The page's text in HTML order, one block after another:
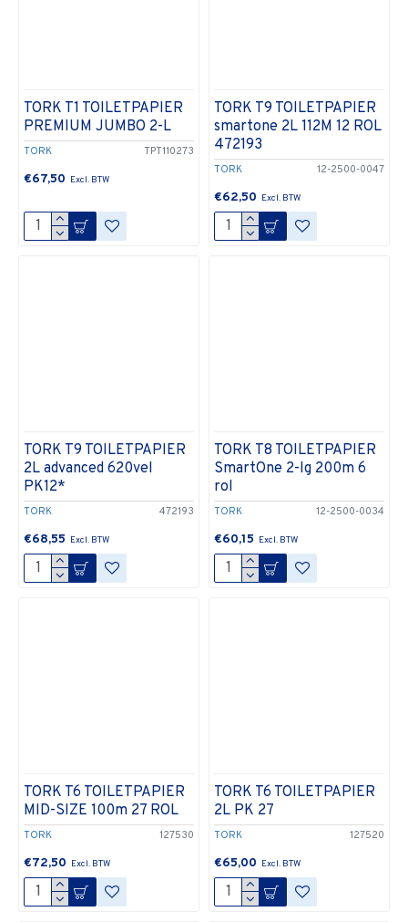
TORK TPT110273
TORK T1 TOILETPAPIER
PREMIUM JUMBO 2-L
€67,50
TORK 12-2500-0047
TORK T9 TOILETPAPIER
smartone 2L 112M 12 ROL
472193
€62,50
TORK 472193
TORK T9 TOILETPAPIER
2L advanced 620vel
PK12*
€68,55
TORK 12-2500-0034
TORK T8 TOILETPAPIER
SmartOne 2-lg 200m 6
rol
€60,15
TORK 127530
TORK T6 TOILETPAPIER
MID-SIZE 100m 27 ROL
€72,50
TORK 127520
TORK T6 TOILETPAPIER
2L PK 27
€65,00